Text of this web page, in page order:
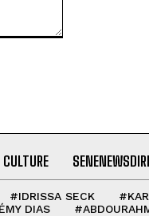
CULTURE
#IDRISSA SECK
DIAS